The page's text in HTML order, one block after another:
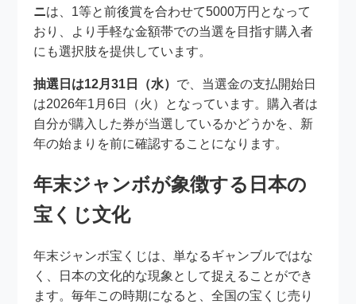
ニは、1等と前後賞を合わせて5000万円となって
おり、より手軽な金額帯での当選を目指す購入者
にも選択肢を提供しています。
抽選日は12月31日（水） で、当選金の支払開始日
は2026年1月6日（火）となっています。購入者は
自分が購入した券が当選しているかどうかを、新
年の始まりを前に確認することになります。
年末ジャンボが象徴する日本の
宝くじ文化
年末ジャンボ宝くじは、単なるギャンブルではな
く、日本の文化的な現象として捉えることができ
ます。毎年この時期になると、全国の宝くじ売り